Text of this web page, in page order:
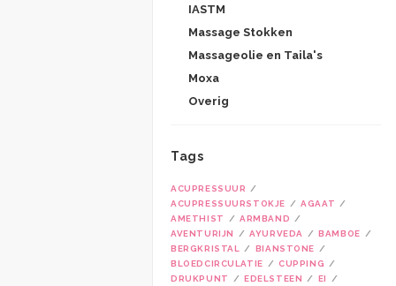
IASTM
Massage Stokken
Massageolie en Taila's
Moxa
Overig
Tags
ACUPRESSUUR
ACUPRESSUURSTOKJE
AGAAT
AMETHIST
ARMBAND
AVENTURIJN
AYURVEDA
BAMBOE
BERGKRISTAL
BIANSTONE
BLOEDCIRCULATIE
CUPPING
DRUKPUNT
EDELSTEEN
EI